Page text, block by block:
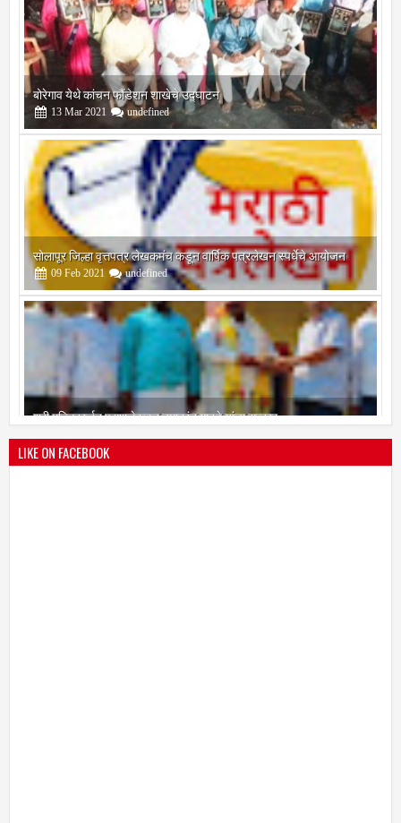
बोरेगाव येथे कांचन फौंडेशन शाखेचे उद्घाटन
Mar 2021 undefined
सोलापूर जिल्हा वृत्तपत्र लेखकमंच कडून वार्षिक पत्रलेखन स्पर्धेचे आयोजन
09 Feb undefined
श्री मल्लिकार्जुन प्रशालेकडून उमाकांत गाढवे यांचा सत्कार
25 Mar undefined
LIKE ON FACEBOOK